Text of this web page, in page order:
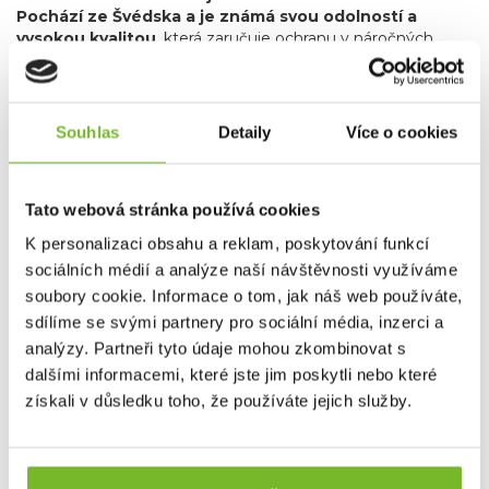
Souhlas Detaily Více o cookies
Tato webová stránka používá cookies
K personalizaci obsahu a reklam, poskytování funkcí
sociálních médií a analýze naší návštěvnosti využíváme
soubory cookie. Informace o tom, jak náš web používáte,
sdílíme se svými partnery pro sociální média, inzerci a
analýzy. Partneři tyto údaje mohou zkombinovat s
dalšími informacemi, které jste jim poskytli nebo které
získali v důsledku toho, že používáte jejich služby.
Pochází ze Švédska a je známá svou odolností a
vysokou kvalitou , která zaručuje ochranu v náročných
podmínkách na moři i na souši. Grundéns nabízí širokou
škálu produktů více než sto let oblečení pro komerční
dalších doplňků, které jsou navrženy tak, aby rybářům
poskytly maximální komfort a spolehlivost.
na sportovní rybaření, reagujíc tak na rostoucí poptávku
po vysoce kvalitním a odolném oblečení pro sportovní
rybáře. Grundéns nyní nabízí špičkové vybavení pro
muškaření a přívlač, které splňuje náročné požadavky
rybářů hledajících precizní a spolehlivé produkty.Produkty
pro muškaření a přívlač zahrnují vše od technických
bund a až po broďáky, které vám umožní soustředit se
na rybaření bez ohledu na počasí.Kromě
specializovaného rybářského oblečení zahrnuje nabídka
značky Grundéns také skvělé lifestyle produkty, jako jsou
a outdoorovým nadšencům nosit oblečení, které reflektuje